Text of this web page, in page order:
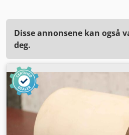
Disse annonsene kan også
deg.